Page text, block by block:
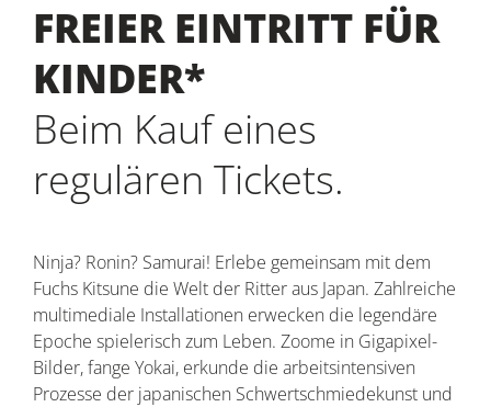
FREIER EINTRITT FÜR
KINDER*
Beim Kauf eines
regulären Tickets.
Ninja? Ronin? Samurai! Erlebe gemeinsam mit dem
Fuchs Kitsune die Welt der Ritter aus Japan. Zahlreiche
multimediale Installationen erwecken die legendäre
Epoche spielerisch zum Leben. Zoome in Gigapixel-
Bilder, fange Yokai, erkunde die arbeitsintensiven
Prozesse der japanischen Schwertschmiedekunst und